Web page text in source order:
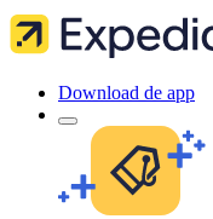
Download de app